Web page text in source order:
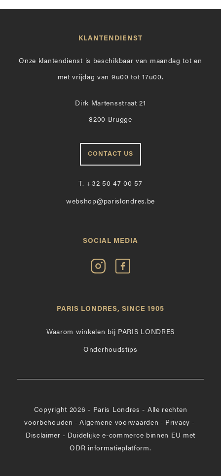
KLANTENDIENST
Onze klantendienst is beschikbaar van maandag tot en
met vrijdag van 9u00 tot 17u00.
Dirk Martensstraat 21
8200 Brugge
CONTACT US
T. +32 50 47 00 57
webshop@parislondres.be
SOCIAL MEDIA
Volg
Paris
Instagram
Vind
op
PARIS LONDRES, SINCE 1905
Waarom winkelen bij PARIS LONDRES
Onderhoudstips
Copyright 2026 - Paris Londres - Alle rechten
voorbehouden - Algemene voorwaarden - Privacy -
Disclaimer - Duidelijke e-commerce binnen EU met
ODR informatieplatform.